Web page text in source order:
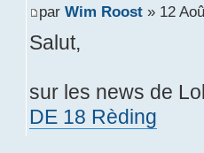
par Wim Roost» 12
Salut,
sur les news de
DE 18 Rèding